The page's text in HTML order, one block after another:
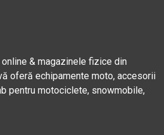
& magazinele fizice din
oferă echipamente moto, accesorii
pentru motociclete, snowmobile,